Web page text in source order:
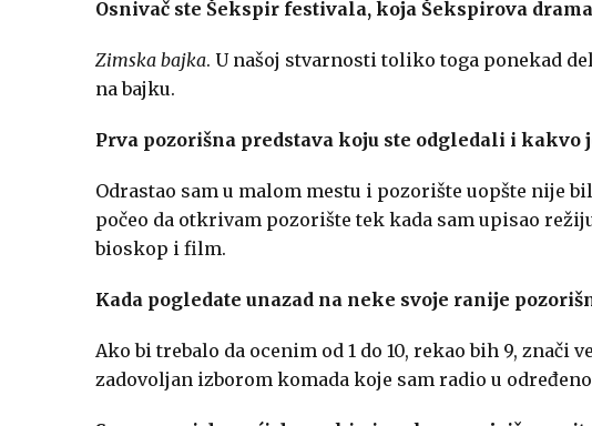
Osnivač ste Šekspir festivala, koja Šekspirova
Zimska bajka. U našoj stvarnosti toliko toga ponekad
na bajku.
Prva pozorišna predstava koju ste odgledali i kakvo
Odrastao sam u malom mestu i pozorište uopšte nije
počeo da otkrivam pozorište tek kada sam upisao
bioskop i film.
Kada pogledate unazad na neke svoje ranije
Ako bi trebalo da ocenim od 1 do 10, rekao bih 9, znači
zadovoljan izborom komada koje sam radio u